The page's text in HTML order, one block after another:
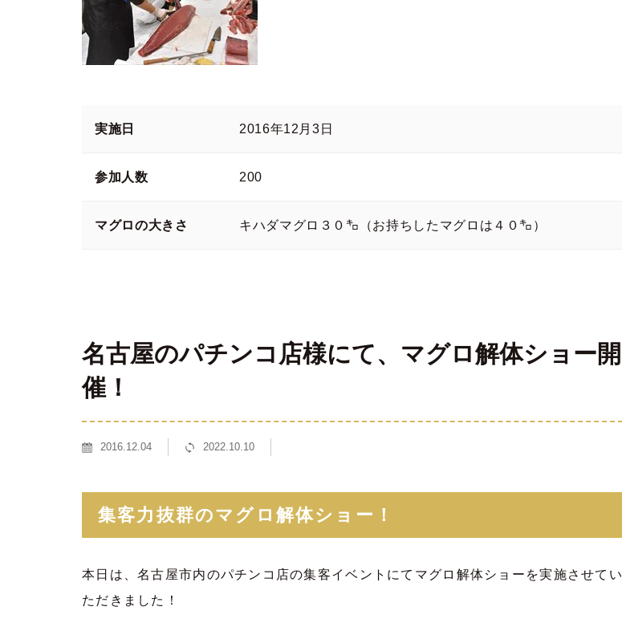
実施日 2016年12月3日
参加人数 200
マグロの大きさ キハダマグロ３０㌔（お持ちしたマグロは４０㌔）
名古屋のパチンコ店様にて、マグロ解体ショー開
催！
2016.12.04 2022.10.10
集客力抜群のマグロ解体ショー！
本日は、名古屋市内のパチンコ店の集客イベントにてマグロ解体ショーを実施させてい
ただきました！